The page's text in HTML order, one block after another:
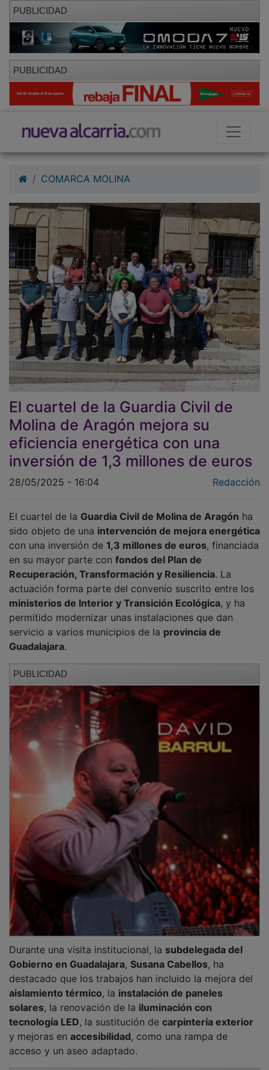
PUBLICIDAD
PUBLICIDAD
El cuartel de la Guardia Civil de
Molina de Aragón mejora su
eficiencia energética con una
inversión de 1,3 millones de euros
sido objeto de unaintervención de mejora energética
con una inversión de1,3 millones de euros , financiada
en su mayor parte confondos del Plan de
Recuperación, Transformación y Resiliencia
actuación forma parte del convenio suscrito entre los
ministerios de Interior y Transición Ecológica, y ha
permitido modernizar unas instalaciones que dan
servicio a varios municipios de laprovincia de
Guadalajara.
Gobierno en Guadalajara,Susana Cabellos, ha
destacado que los trabajos han incluido la mejora del
aislamiento térmico , lainstalación de paneles
solares, la renovación de lailuminación con
tecnología LED, la sustitución decarpintería exterior
y mejoras enaccesibilidad, como una rampa de
acceso y un aseo adaptado.